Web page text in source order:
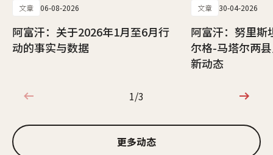
文章 06-08-2026
阿富汗：关于2026年1月至6月行
动的事实与数据
文章 30-04-2026
阿富汗：努里斯
尔格-马塔尔两
新动态
1/3
1/3
更多动态